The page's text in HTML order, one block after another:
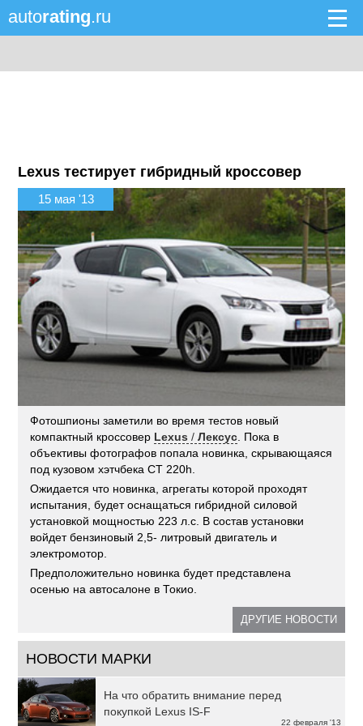
autorating.ru
Lexus тестирует гибридный кроссовер
15 мая '13
Фотошпионы заметили во время тестов новый
компактный кроссовер Lexus /Лексус . Пока в
объективы фотографов попала новинка, скрывающаяся
под кузовом хэтчбека CT 220h.
Ожидается что новинка, агрегаты которой проходят
испытания, будет оснащаться гибридной силовой
установкой мощностью 223 л.с. В состав установки
войдет бензиновый 2,5- литровый двигатель и
электромотор.
Предположительно новинка будет представлена
осенью на автосалоне в Токио.
ДРУГИЕ НОВОСТИ
НОВОСТИ МАРКИ
22 февраля '13
На что обратить внимание перед
покупкой Lexus IS-F